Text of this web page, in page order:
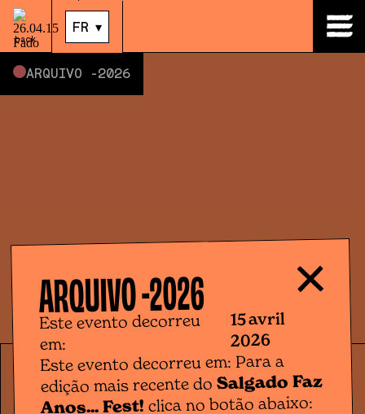
back
FR ▾
ARQUIVO -2026
Fado à Mesa
ARQUIVO -2026
Este evento decorreu
em:
15 avril
2026
Este evento decorreu em: Para a
edição mais recente do Salgado Faz
Anos... Fest! clica no botão abaixo: